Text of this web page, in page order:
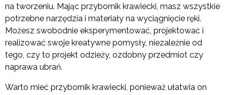
na tworzeniu. Mając przybornik krawiecki, masz wszystkie
potrzebne narzędzia i materiały na wyciągnięcie ręki.
Możesz swobodnie eksperymentować, projektować i
realizować swoje kreatywne pomysły, niezależnie od
tego, czy to projekt odzieży, ozdobny przedmiot czy
naprawa ubrań.
Warto mieć przybornik krawiecki, ponieważ ułatwia on